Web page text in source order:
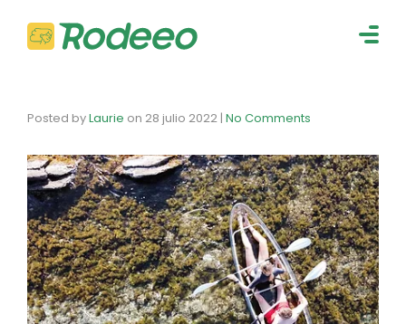
Posted byLaurie on 28 julio 2022 | No Comments